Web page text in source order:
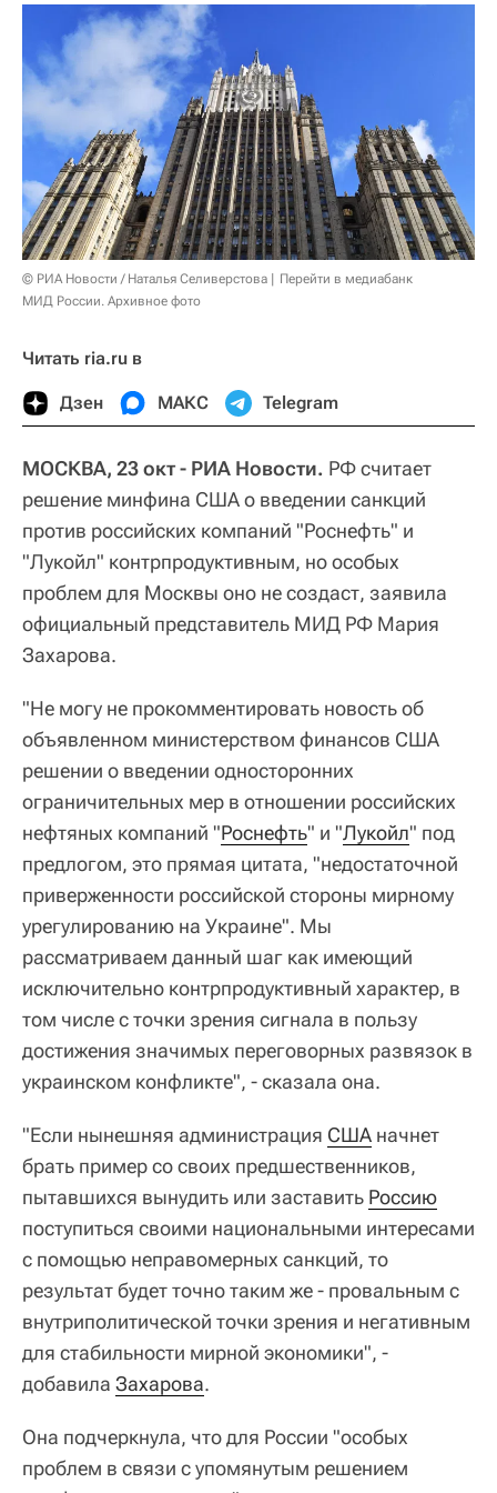
© РИА Новости / Наталья Селиверстова
Перейти в медиабанк
МИД России. Архивное фото
Читать ria.ru в
Дзен МАКС Telegram
МОСКВА, 23 окт - РИА Новости. РФ считает
решение минфина США о введении санкций
против российских компаний "Роснефть" и
"Лукойл" контрпродуктивным, но особых
проблем для Москвы оно не создаст, заявила
официальный представитель МИД РФ Мария
Захарова.
"Не могу не прокомментировать новость об
объявленном министерством финансов США
решении о введении односторонних
ограничительных мер в отношении российских
нефтяных компаний "Роснефть" и "Лукойл" под
предлогом, это прямая цитата, "недостаточной
приверженности российской стороны мирному
урегулированию на Украине". Мы
рассматриваем данный шаг как имеющий
исключительно контрпродуктивный характер, в
том числе с точки зрения сигнала в пользу
достижения значимых переговорных развязок в
украинском конфликте", - сказала она.
"Если нынешняя администрация США начнет
брать пример со своих предшественников,
пытавшихся вынудить или заставить Россию
поступиться своими национальными интересами
с помощью неправомерных санкций, то
результат будет точно таким же - провальным с
внутриполитической точки зрения и негативным
для стабильности мирной экономики", -
добавила Захарова.
Она подчеркнула, что для России "особых
проблем в связи с упомянутым решением